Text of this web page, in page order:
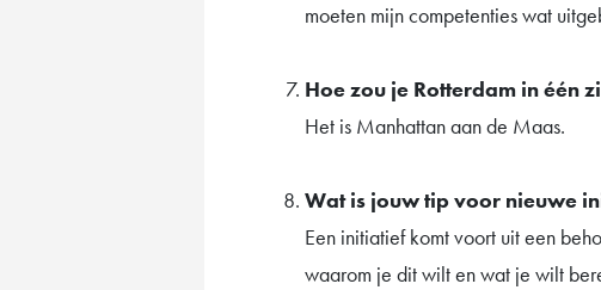
moeten mijn competenties wat
Hoe zou je Rotterdam in één
Het is Manhattan aan de Maas.
Wat is jouw tip voor nieuwe
Een initiatief komt voort uit een
waarom je dit wilt en wat je wilt